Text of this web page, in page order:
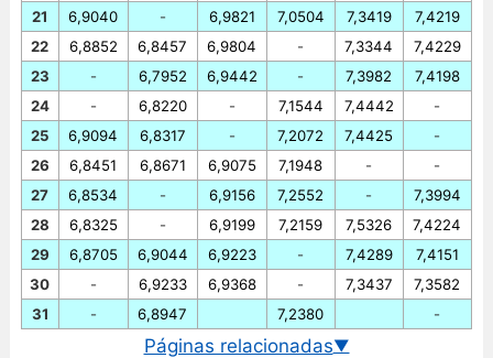
21
22
23
24
25
26
27
28
29
30
31
6,9040
6,8852
-
-
6,9094
6,8451
6,8534
6,8325
6,8705
-
-
-
6,8457
6,7952
6,8220
6,8317
6,8671
-
-
6,9044
6,9233
6,8947
6,9821
6,9804
6,9442
-
-
6,9075
6,9156
6,9199
6,9223
6,9368
7,0504
-
-
7,1544
7,2072
7,1948
7,2552
7,2159
-
-
7,2380
7,3419
7,3344
7,3982
7,4442
7,4425
-
-
7,5326
7,4289
7,3437
7,4219
7,4229
7,4198
-
-
-
7,3994
7,4224
7,4151
7,3582
-
Páginas relacionadas▼